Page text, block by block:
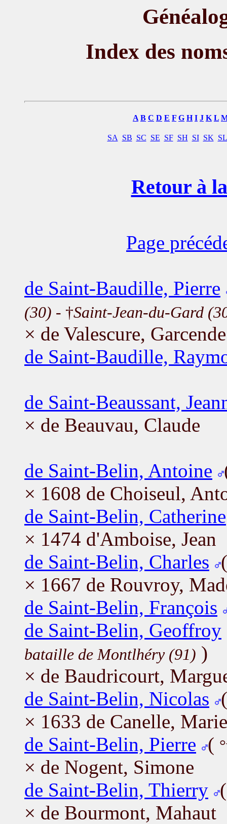
Index des
A B C D E F G H I J K L
SA SB SC SE SF SH SI SK SL
Retour à
Page
de Saint-Baudille, Pierre
(30) - †Saint-Jean-du-Gard
× de Valescure, Garcende
de Saint-Baudille,
de Saint-Beaussant,
× de Beauvau, Claude
de Saint-Belin, Antoine
× 1608 de Choiseul,
de Saint-Belin, Catherine
× 1474 d'Amboise, Jean
de Saint-Belin, Charles
× 1667 de Rouvroy,
de Saint-Belin, François
de Saint-Belin, Geoffroy
bataille de Montlhéry (91) )
× de Baudricourt,
de Saint-Belin, Nicolas
× 1633 de Canelle, Marie
de Saint-Belin, Pierre (
× de Nogent, Simone
de Saint-Belin, Thierry
× de Bourmont, Mahaut